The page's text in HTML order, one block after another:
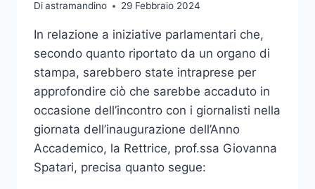
Diastramandino 29 Febbraio 2024
In relazione a iniziative parlamentari che,
secondo quanto riportato da un organo di
stampa, sarebbero state intraprese per
approfondire ciò che sarebbe accaduto in
occasione dell’incontro con i giornalisti nella
giornata dell’inaugurazione dell’Anno
Accademico, la Rettrice, prof.ssa Giovanna
Spatari, precisa quanto segue: